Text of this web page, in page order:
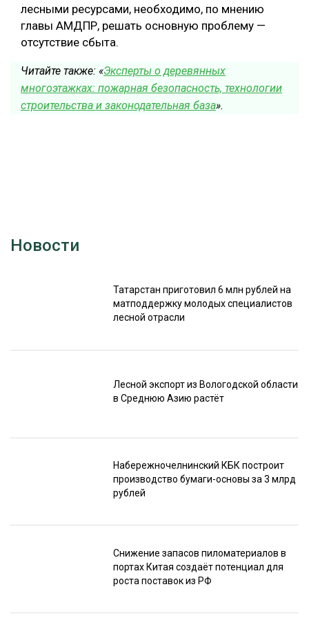
лесными ресурсами, необходимо, по мнению
главы АМДПР, решать основную проблему —
отсутствие сбыта.
Читайте также: «Эксперты о деревянных
многоэтажках: пожарная безопасность, технологии
строительства и законодательная база».
Новости
Татарстан приготовил 6 млн рублей на
матподдержку молодых специалистов
лесной отрасли
Лесной экспорт из Вологодской области
в Среднюю Азию растёт
Набережночелнинский КБК построит
производство бумаги-основы за 3 млрд
рублей
Снижение запасов пиломатериалов в
портах Китая создаёт потенциал для
роста поставок из РФ